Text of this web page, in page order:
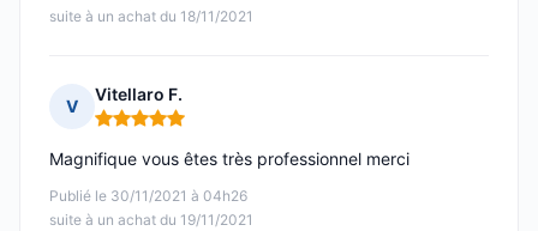
suite à un achat du 18/11/2021
V
Vitellaro F.
Note : 5 sur 5
Publié le 30/11/2021 à 04h26
suite à un achat du 19/11/2021
Magnifique vous êtes très professionnel merci